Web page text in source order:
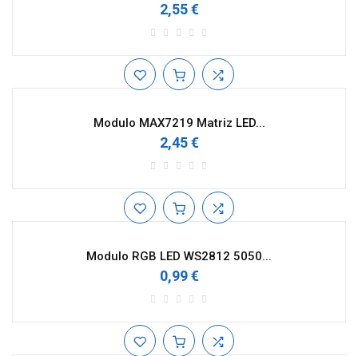
2,55 €
Modulo MAX7219 Matriz LED...
2,45 €
Modulo RGB LED WS2812 5050...
0,99 €